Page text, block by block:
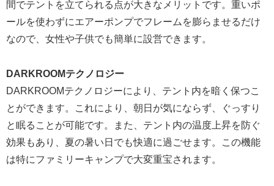
間でテントを立てられる点が大きなメリットです。重いポ
ールを使わずにエアーポンプでフレームを膨らませるだけ
なので、女性や子供でも簡単に設営できます。
DARKROOMテクノロジー
DARKROOMテクノロジーにより、テント内を暗く保つこ
とができます。これにより、朝日が気にならず、ぐっすり
と眠ることが可能です。また、テント内の温度上昇を防ぐ
効果もあり、夏の暑い日でも快適に過ごせます。この機能
は特にファミリーキャンプで大変重宝されます。